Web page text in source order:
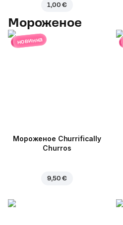
1,00 €
Мороженое
новинка
Мороженое Churrifically
Churros
9,50 €